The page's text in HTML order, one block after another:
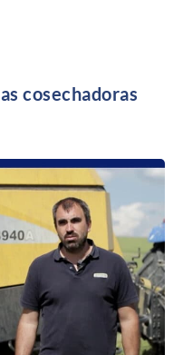
cosechadoras